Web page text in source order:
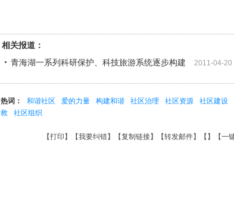
相关报道：
青海湖一系列科研保护、科技旅游系统逐步构建
2011-04-20
热词： 和谐社区 爱的力量 构建和谐 社区治理 社区资源 社区建设
救
社区组织
【打印 】【我要纠错】【复制链接】【转发邮件】【 】 【一